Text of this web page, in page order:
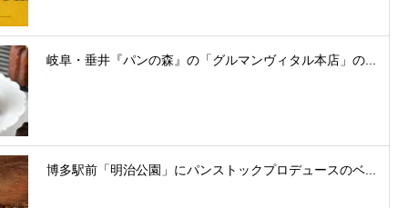
岐阜・垂井『パンの森』の「グルマンヴィタル本店」の...
博多駅前「明治公園」にパンストックプロデュースのベ...